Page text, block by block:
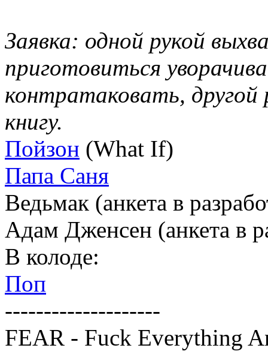
Заявка: одной рукой
приготовиться
контратаковать, другой
книгу.
Пойзон (What If)
Папа Саня
Ведьмак (анкета в
Адам Дженсен (анкета в
В колоде:
Поп
--------------------
FEAR - Fuck Everything